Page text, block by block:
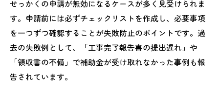
せっかくの申請が無効になるケースが多く見受けられま
す。申請前には必ずチェックリストを作成し、必要事項
を一つずつ確認することが失敗防止のポイントです。過
去の失敗例として、「工事完了報告書の提出遅れ」や
「領収書の不備」で補助金が受け取れなかった事例も報
告されています。